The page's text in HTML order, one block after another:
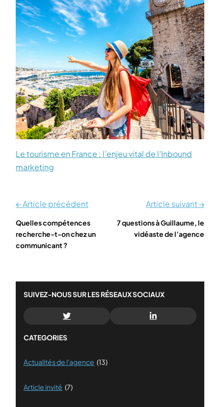
Le tourisme en France : l’enjeu vital de l’Inbound
marketing
← Article précédent
Quelles compétences
recherche-t-on chez un
communicant ?
Article suivant →
7 questions à Guillaume, le
vidéaste de l’agence
SUIVEZ-NOUS SUR LES RÉSEAUX SOCIAUX
CATEGORIES
Actualités de l'agence (13)
Article invité (7)